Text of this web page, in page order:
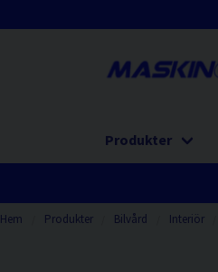
Produkter
Hem Produkter Bilvård Interiör